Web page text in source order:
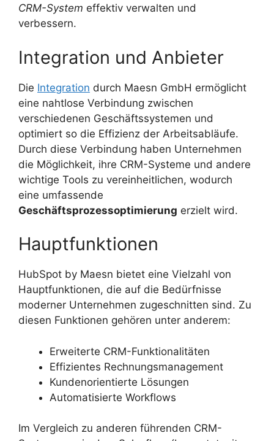
CRM-System effektiv verwalten und
verbessern.
Integration und Anbieter
Die Integration durch Maesn GmbH ermöglicht
eine nahtlose Verbindung zwischen
verschiedenen Geschäftssystemen und
optimiert so die Effizienz der Arbeitsabläufe.
Durch diese Verbindung haben Unternehmen
die Möglichkeit, ihre CRM-Systeme und andere
wichtige Tools zu vereinheitlichen, wodurch
eine umfassende
Geschäftsprozessoptimierung erzielt wird.
Hauptfunktionen
HubSpot by Maesn bietet eine Vielzahl von
Hauptfunktionen, die auf die Bedürfnisse
moderner Unternehmen zugeschnitten sind. Zu
diesen Funktionen gehören unter anderem:
Erweiterte CRM-Funktionalitäten
Effizientes Rechnungsmanagement
Kundenorientierte Lösungen
Automatisierte Workflows
Im Vergleich zu anderen führenden CRM-